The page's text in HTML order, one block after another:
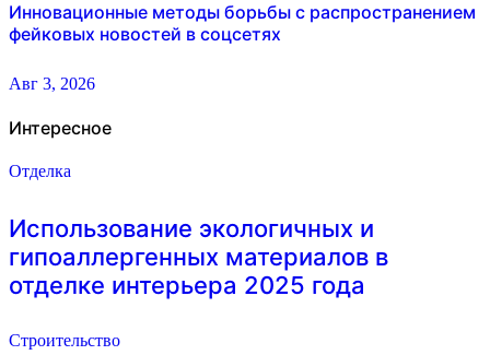
Инновационные методы борьбы с распространением
фейковых новостей в соцсетях
Авг 3, 2026
Интересное
Отделка
Использование экологичных и
гипоаллергенных материалов в
отделке интерьера 2025 года
Строительство